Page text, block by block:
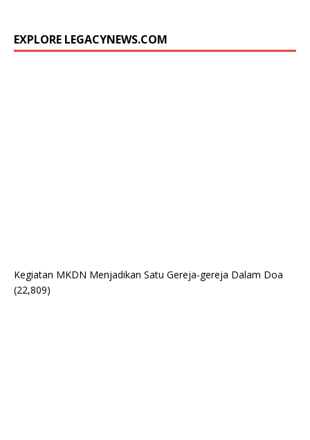
EXPLORE LEGACYNEWS.COM
Kegiatan MKDN Menjadikan Satu Gereja-gereja Dalam Doa
(22,809)